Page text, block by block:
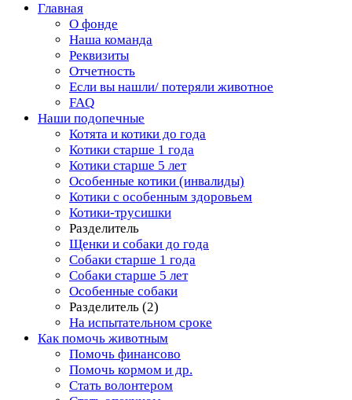
Главная
О фонде
Наша команда
Реквизиты
Отчетность
Если вы нашли/ потеряли животное
FAQ
Наши подопечные
Котята и котики до года
Котики старше 1 года
Котики старше 5 лет
Особенные котики (инвалиды)
Котики с особенным здоровьем
Котики-трусишки
Разделитель
Щенки и собаки до года
Собаки старше 1 года
Собаки старше 5 лет
Особенные собаки
Разделитель (2)
На испытательном сроке
Как помочь животным
Помочь финансово
Помочь кормом и др.
Стать волонтером